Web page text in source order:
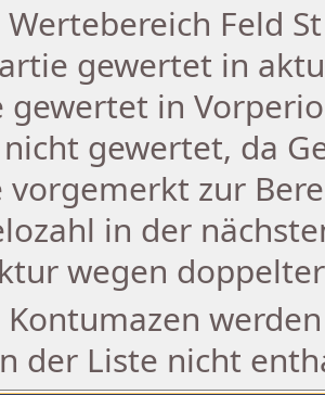
Wertebereich Feld
gewertet in
gewertet in
gewertet, da
vorgemerkt zur
in der
wegen
Kontumazen
der Liste nicht